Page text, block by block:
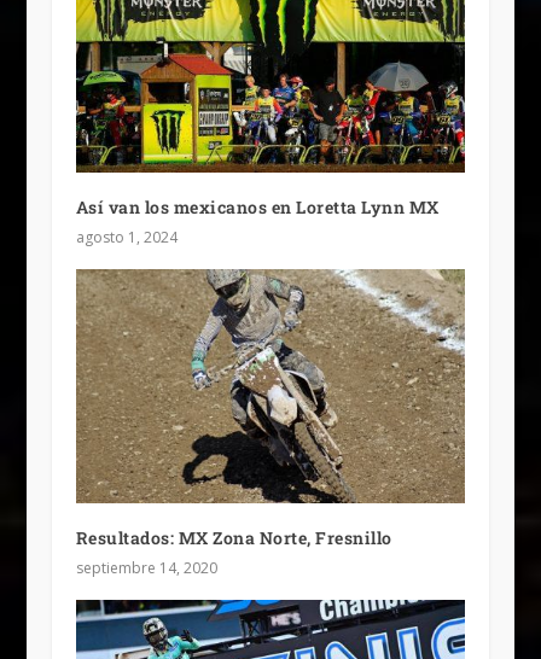
Así van los mexicanos en Loretta Lynn MX
agosto 1, 2024
Resultados: MX Zona Norte, Fresnillo
septiembre 14, 2020